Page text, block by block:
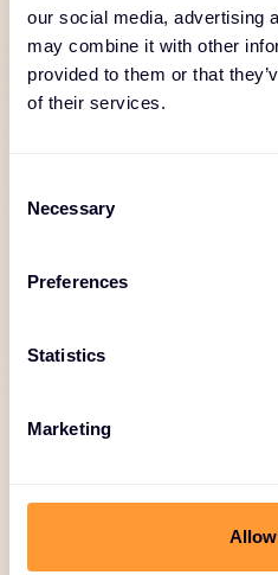
our social media, advertising
may combine it with other
provided to them or that
of their services.
Necessary
Preferences
Statistics
Marketing
de paiement
Modèles
paiements échelonnés.